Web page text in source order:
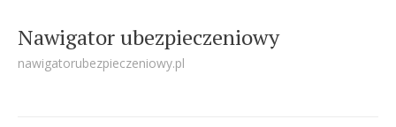
Nawigator ubezpieczeniowy
nawigatorubezpieczeniowy.pl